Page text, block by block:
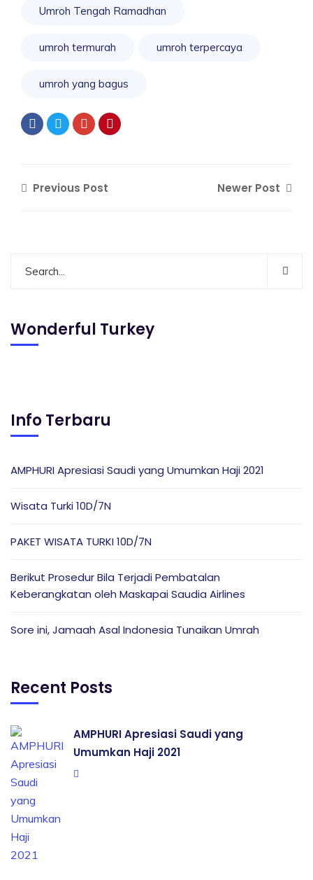
Umroh Tengah Ramadhan
umroh termurah umroh terpercaya
umroh yang bagus
Previous Post Newer Post
Wonderful Turkey
Info Terbaru
AMPHURI Apresiasi Saudi yang Umumkan Haji 2021
Wisata Turki 10D/7N
PAKET WISATA TURKI 10D/7N
Berikut Prosedur Bila Terjadi Pembatalan
Keberangkatan oleh Maskapai Saudia Airlines
Sore ini, Jamaah Asal Indonesia Tunaikan Umrah
Recent Posts
AMPHURI Apresiasi Saudi yang
Umumkan Haji 2021